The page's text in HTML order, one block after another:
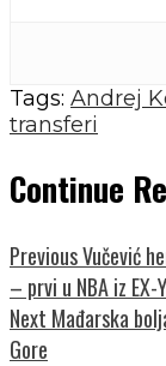
Tags: Andrej
transferi
Continue
PreviousVučević
– prvi u NBA iz
Next Mađarska
Gore